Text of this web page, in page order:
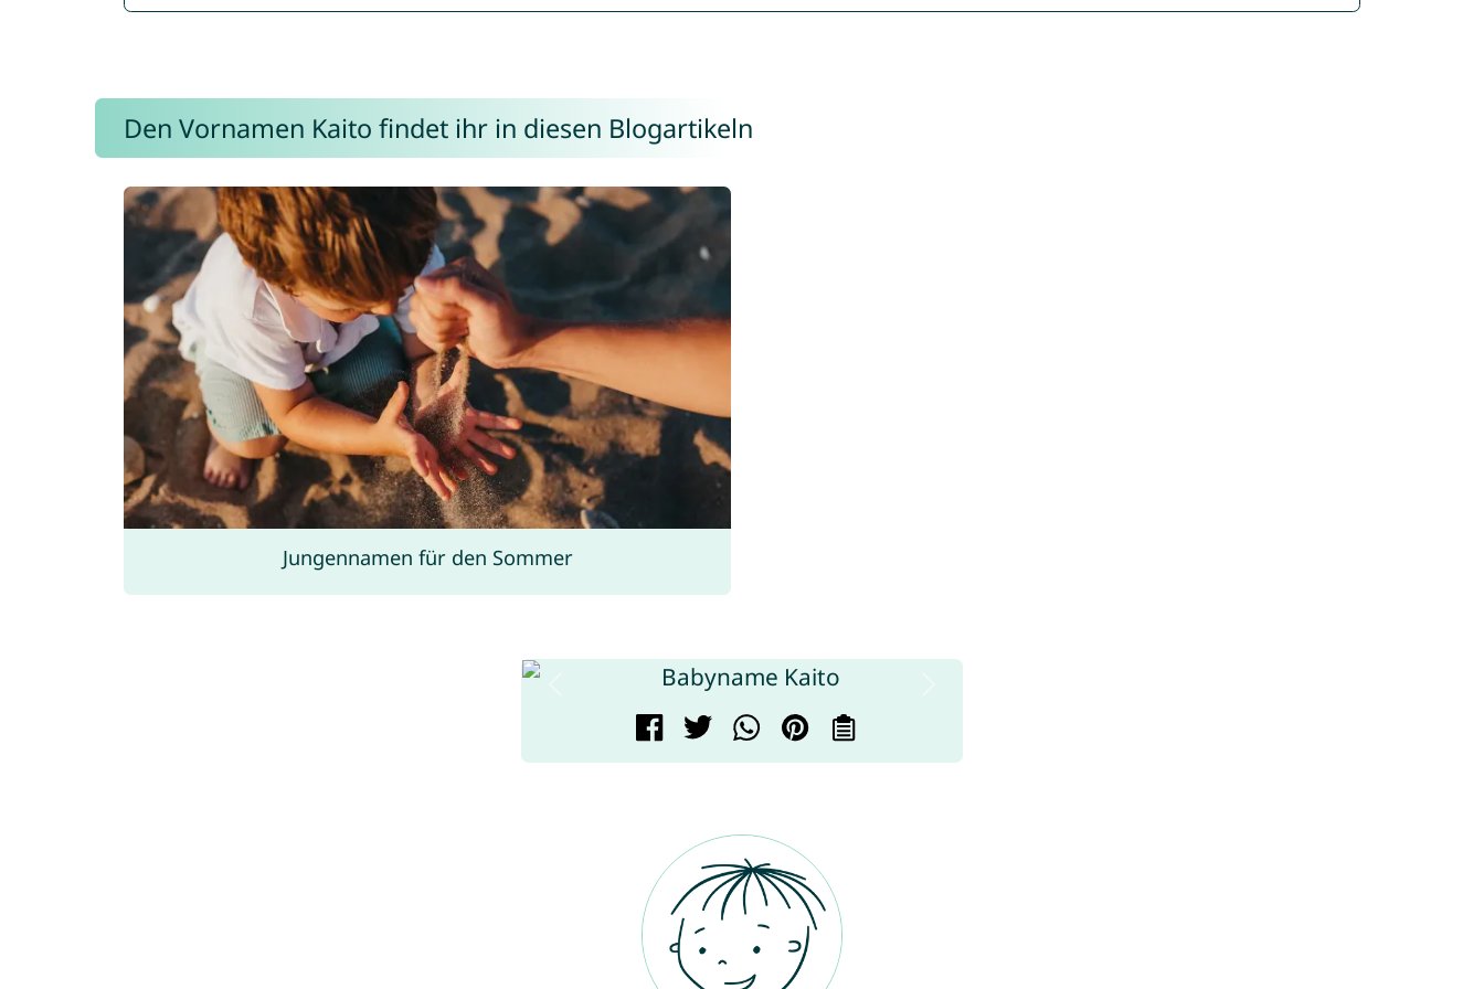
Den Vornamen Kaito findet ihr in diesen Blogartikeln
Jungennamen für den Sommer